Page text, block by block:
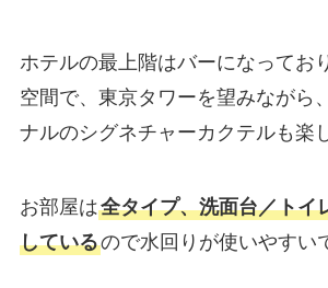
ホテルの最上階はバーになってお
空間で、東京タワーを望みながら
ナルのシグネチャーカクテルも楽
お部屋は全タイプ、洗面台／トイ
しているので水回りが使いやすい